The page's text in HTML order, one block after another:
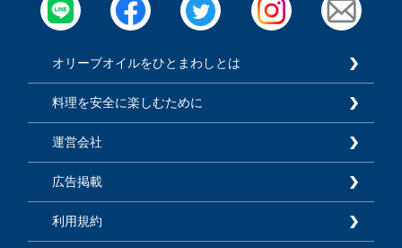
オリーブオイルをひとまわしとは
料理を安全に楽しむために
運営会社
広告掲載
利用規約